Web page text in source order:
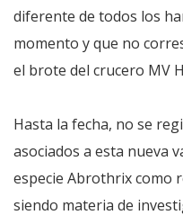
diferente de todos los
momento y que no
el brote del crucero MV
Hasta la fecha, no se
asociados a esta nueva
especie Abrothrix como
siendo materia de